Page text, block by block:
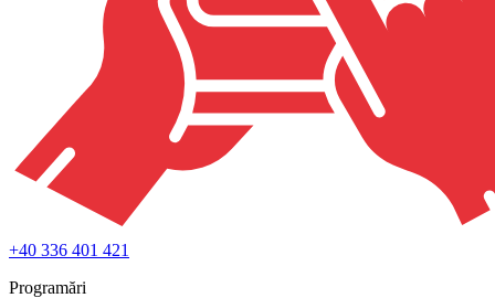
+40 336 401 421
Programări